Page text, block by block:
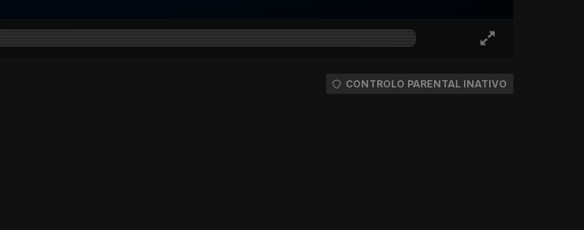
CONTROLO PARENTAL INATIVO